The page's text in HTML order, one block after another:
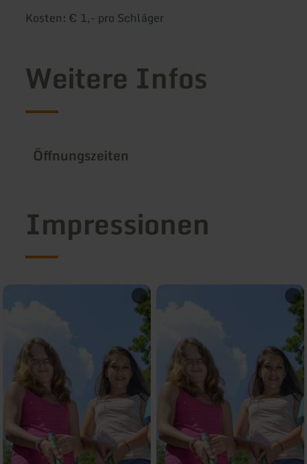
Kosten: € 1,- pro Schläger
Weitere Infos
Öffnungszeiten
Impressionen